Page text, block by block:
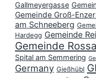
Gallmeyergasse
Gemeinde Groß-
am Schneeberg
Hardegg Gemeinde
Gemeinde
Spital am Semmering
Germany Gießhübl